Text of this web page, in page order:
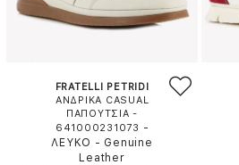
FRATELLI PETRIDI
ΑΝΔΡΙΚΑ CASUAL
ΠΑΠΟΥΤΣΙΑ -
641000231073 -
ΛΕΥΚΟ - Genuine
Leather